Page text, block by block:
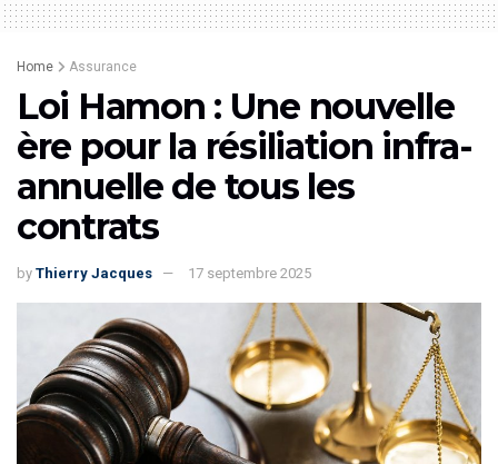
Home Assurance
Loi Hamon : Une nouvelle
ère pour la résiliation infra-
annuelle de tous les
contrats
by Thierry Jacques 17 septembre 2025